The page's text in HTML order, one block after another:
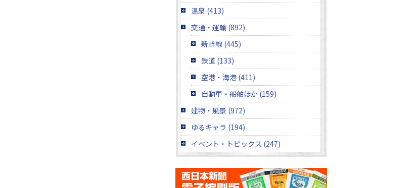
温泉 (413)
交通・運輸 (892)
新幹線 (445)
鉄道 (133)
空港・海港 (411)
自動車・船舶ほか (159)
建物・風景 (972)
ゆるキャラ (194)
イベント・トピックス (247)